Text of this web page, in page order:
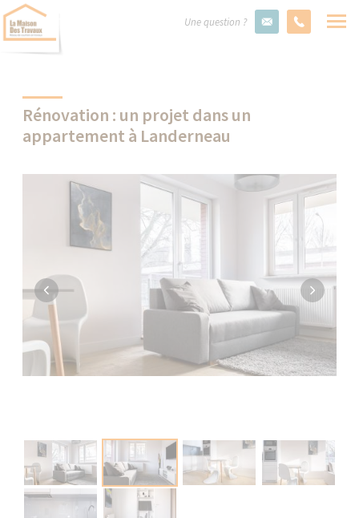
Une question ?
Rénovation : un projet dans un
appartement à Landerneau